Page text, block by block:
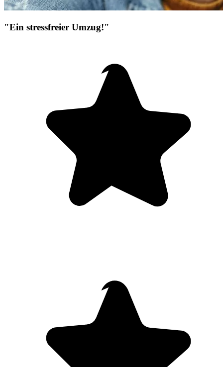
"Ein stressfreier Umzug!"